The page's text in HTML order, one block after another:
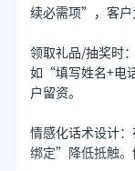
续必需项”，客户
领取礼品/抽奖时
如“填写姓名+电
户留资。
情感化话术设计
绑定”降低抵触。